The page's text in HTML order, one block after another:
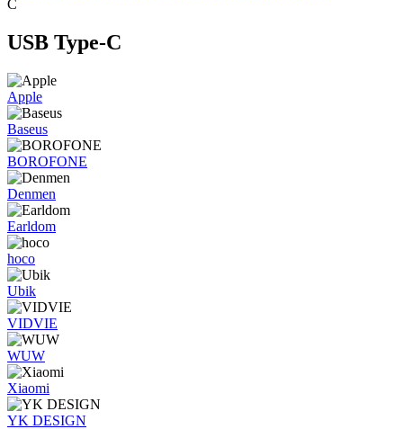
C
USB Type-C
Apple
Baseus
BOROFONE
Denmen
Earldom
hoco
Ubik
VIDVIE
WUW
Xiaomi
YK DESIGN